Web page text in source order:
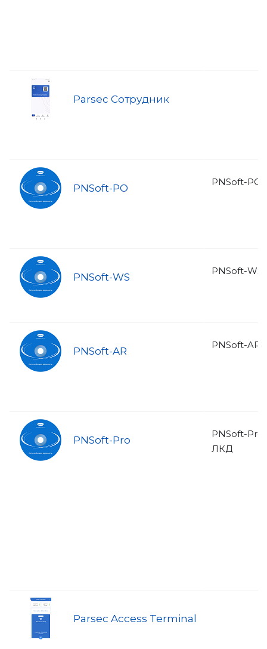
Parsec Сотрудник
PNSoft-PO PNSoft-PO
PNSoft-WS PNSoft-
PNSoft-AR PNSoft-AR
PNSoft-Pro
PNSoft-Pro
ЛКД
Parsec Access Terminal